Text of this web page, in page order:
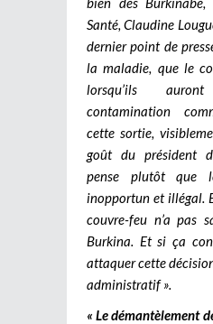
Santé, Claudine
dernier point de
la maladie, que le
lorsqu’ils
contamination
cette sortie,
goût du président
pense plutôt que
inopportun et illégal.
couvre-feu n’a pas
Burkina. Et si ça
attaquer cette
administratif ».
« Le démantèlement